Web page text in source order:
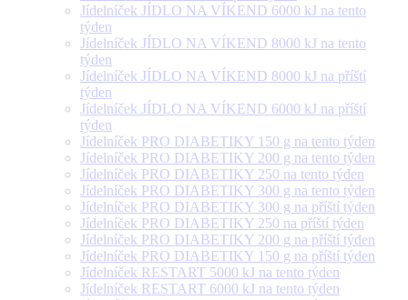
Jídelníček JÍDLO NA VÍKEND 6000 kJ na tento
týden
Jídelníček JÍDLO NA VÍKEND 8000 kJ na tento
týden
Jídelníček JÍDLO NA VÍKEND 8000 kJ na příští
týden
Jídelníček JÍDLO NA VÍKEND 6000 kJ na příští
týden
Jídelníček PRO DIABETIKY 150 g na tento týden
Jídelníček PRO DIABETIKY 200 g na tento týden
Jídelníček PRO DIABETIKY 250 na tento týden
Jídelníček PRO DIABETIKY 300 g na tento týden
Jídelníček PRO DIABETIKY 300 g na příští týden
Jídelníček PRO DIABETIKY 250 na příští týden
Jídelníček PRO DIABETIKY 200 g na příští týden
Jídelníček PRO DIABETIKY 150 g na příští týden
Jídelníček RESTART 5000 kJ na tento týden
Jídelníček RESTART 6000 kJ na tento týden